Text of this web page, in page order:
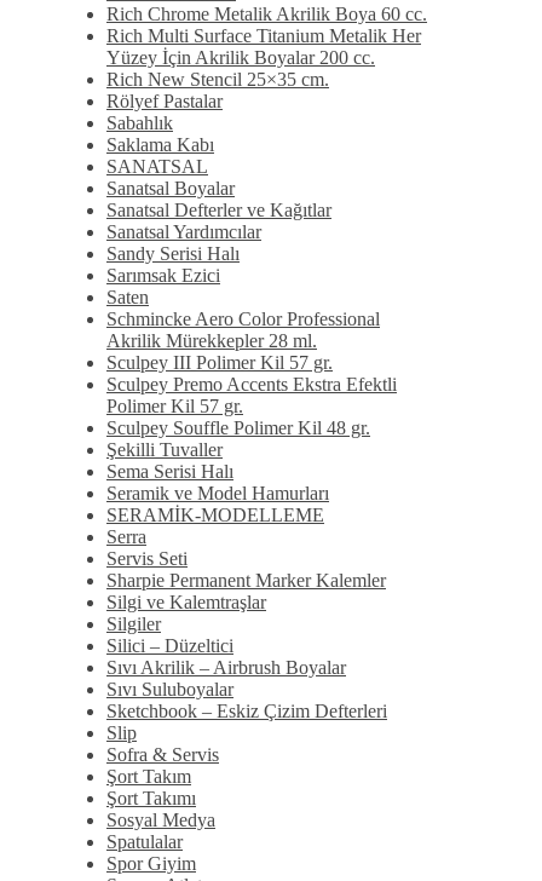
Rich Chrome Metalik Akrilik Boya 60 cc.
Rich Multi Surface Titanium Metalik Her
Yüzey İçin Akrilik Boyalar 200 cc.
Rich New Stencil 25×35 cm.
Rölyef Pastalar
Sabahlık
Saklama Kabı
SANATSAL
Sanatsal Boyalar
Sanatsal Defterler ve Kağıtlar
Sanatsal Yardımcılar
Sandy Serisi Halı
Sarımsak Ezici
Saten
Schmincke Aero Color Professional
Akrilik Mürekkepler 28 ml.
Sculpey III Polimer Kil 57 gr.
Sculpey Premo Accents Ekstra Efektli
Polimer Kil 57 gr.
Sculpey Souffle Polimer Kil 48 gr.
Şekilli Tuvaller
Sema Serisi Halı
Seramik ve Model Hamurları
SERAMİK-MODELLEME
Serra
Servis Seti
Sharpie Permanent Marker Kalemler
Silgi ve Kalemtraşlar
Silgiler
Silici – Düzeltici
Sıvı Akrilik – Airbrush Boyalar
Sıvı Suluboyalar
Sketchbook – Eskiz Çizim Defterleri
Slip
Sofra & Servis
Şort Takım
Şort Takımı
Sosyal Medya
Spatulalar
Spor Giyim